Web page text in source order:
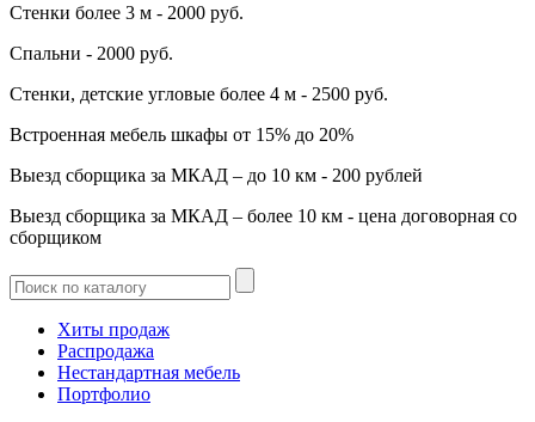
Стенки более 3 м - 2000 руб.
Спальни - 2000 руб.
Стенки, детские угловые более 4 м - 2500 руб.
Встроенная мебель шкафы от 15% до 20%
Выезд сборщика за МКАД – до 10 км - 200 рублей
Выезд сборщика за МКАД – более 10 км - цена договорная со
сборщиком
Хиты продаж
Распродажа
Нестандартная мебель
Портфолио